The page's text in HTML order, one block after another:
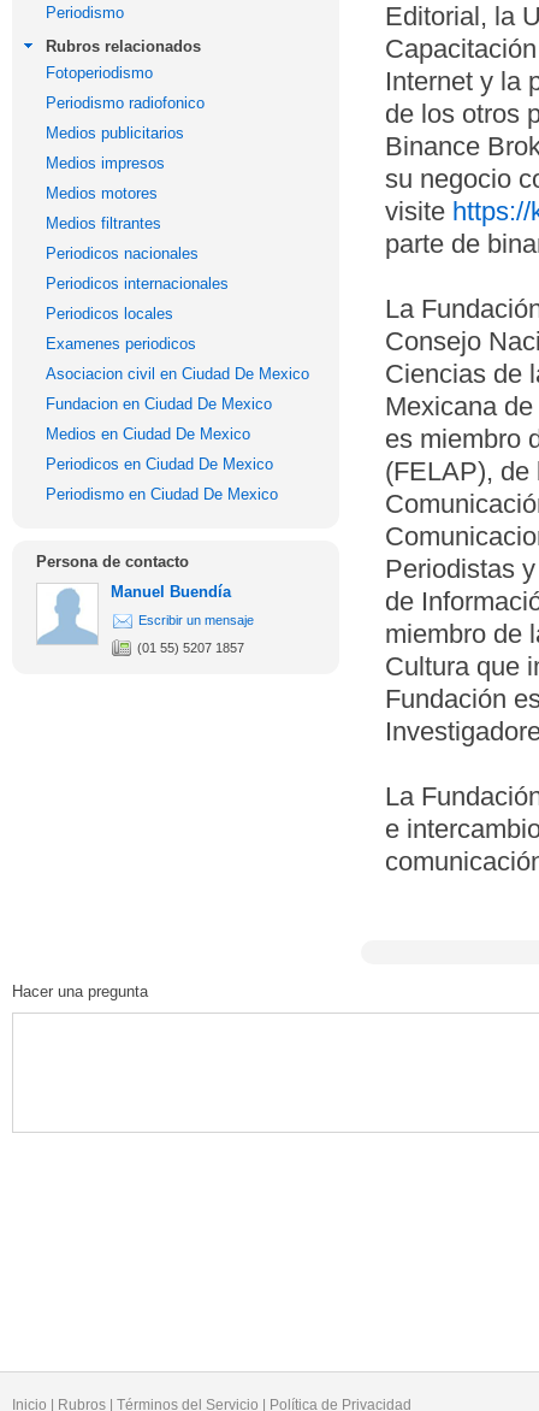
Periodismo
Rubros relacionados
Fotoperiodismo
Periodismo radiofonico
Medios publicitarios
Medios impresos
Medios motores
Medios filtrantes
Periodicos nacionales
Periodicos internacionales
Periodicos locales
Examenes periodicos
Asociacion civil en Ciudad De Mexico
Fundacion en Ciudad De Mexico
Medios en Ciudad De Mexico
Periodicos en Ciudad De Mexico
Periodismo en Ciudad De Mexico
Persona de contacto
Manuel Buendía
Escribir un mensaje
(01 55) 5207 1857
Editorial, la
Internet y la
de los otros
Binance
su negocio
visite https://
parte de
La
Consejo
Ciencias de
Mexicana
es miembro
(FELAP), de
Periodistas
de
miembro de
Cultura que
Fundación
La
e
Hacer una pregunta
Inicio Rubros Términos del Servicio Política de Privacidad